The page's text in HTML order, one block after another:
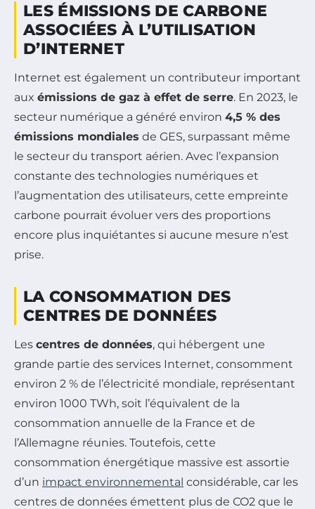
LES ÉMISSIONS DE CARBONE
ASSOCIÉES À L’UTILISATION
D’INTERNET
Internet est également un contributeur important
aux émissions de gaz à effet de serre. En 2023, le
secteur numérique a généré environ 4,5 % des
émissions mondiales de GES, surpassant même
le secteur du transport aérien. Avec l’expansion
constante des technologies numériques et
l’augmentation des utilisateurs, cette empreinte
carbone pourrait évoluer vers des proportions
encore plus inquiétantes si aucune mesure n’est
prise.
LA CONSOMMATION DES
CENTRES DE DONNÉES
Les centres de données, qui hébergent une
grande partie des services Internet, consomment
environ 2 % de l’électricité mondiale, représentant
environ 1000 TWh, soit l’équivalent de la
consommation annuelle de la France et de
l’Allemagne réunies. Toutefois, cette
consommation énergétique massive est assortie
d’un impact environnemental considérable, car les
centres de données émettent plus de CO2 que le